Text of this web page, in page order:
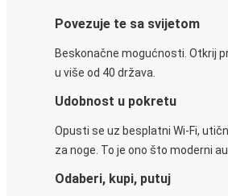
Povezuje te sa svijetom
Beskonačne mogućnosti. Otkrij
u više od 40 država.
Udobnost u pokretu
Opusti se uz besplatni Wi-Fi,
za noge. To je ono što moderni
Odaberi, kupi, putuj